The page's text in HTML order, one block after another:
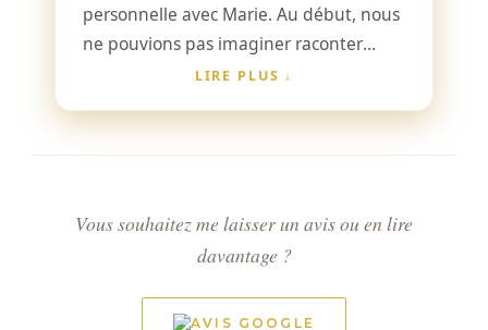
personnelle avec Marie. Au début, nous
ne pouvions pas imaginer raconter
notre histoire d’amour à quelqu’un
Grâce à sa présence affectueuse et
envolées.
LIRE PLUS
Vous souhaitez me laisser un avis ou en lire
davantage ?
AVIS GOOGLE